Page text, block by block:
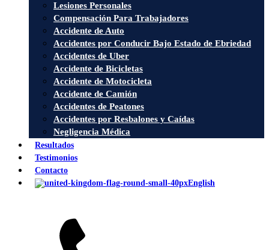
Lesiones Personales
Compensación Para Trabajadores
Accidente de Auto
Accidentes por Conducir Bajo Estado de Ebriedad
Accidentes de Uber
Accidente de Bicicletas
Accidente de Motocicleta
Accidente de Camión
Accidentes de Peatones
Accidentes por Resbalones y Caídas
Negligencia Médica
Resultados
Testimonios
Contacto
English